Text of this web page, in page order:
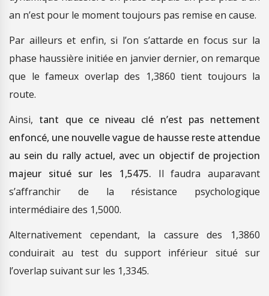
an n’est pour le moment toujours pas remise en cause.
Par ailleurs et enfin, si l’on s’attarde en focus sur la
phase haussière initiée en janvier dernier, on remarque
que le fameux overlap des 1,3860 tient toujours la
route.
Ainsi, tant que ce niveau clé n’est pas nettement
enfoncé, une nouvelle vague de hausse reste attendue
au sein du rally actuel, avec un objectif de projection
majeur situé sur les 1,5475. Il faudra auparavant
s’affranchir de la résistance psychologique
intermédiaire des 1,5000.
Alternativement cependant, la cassure des 1,3860
conduirait au test du support inférieur situé sur
l’overlap suivant sur les 1,3345.